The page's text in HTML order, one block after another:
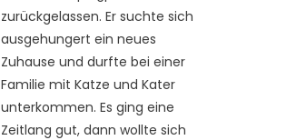
zurückgelassen. Er suchte sich
ausgehungert ein neues
Zuhause und durfte bei einer
Familie mit Katze und Kater
unterkommen. Es ging eine
Zeitlang gut, dann wollte sich